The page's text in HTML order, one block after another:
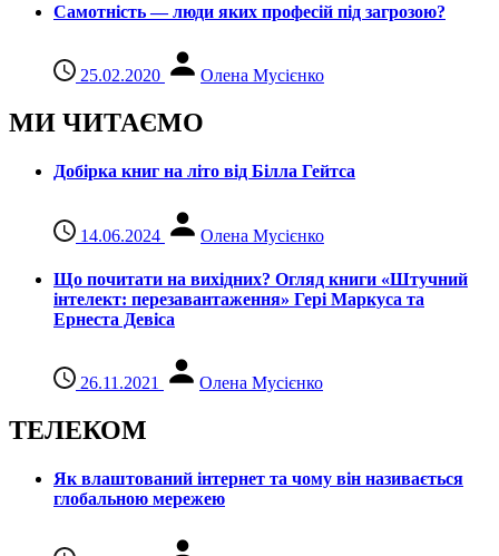
Самотність — люди яких професій під загрозою?
25.02.2020 Олена Мусієнко
МИ ЧИТАЄМО
Добірка книг на літо від Білла Гейтса
14.06.2024 Олена Мусієнко
Що почитати на вихідних? Огляд книги «Штучний
інтелект: перезавантаження» Гері Маркуса та
Ернеста Девіса
26.11.2021 Олена Мусієнко
ТЕЛЕКОМ
Як влаштований інтернет та чому він називається
глобальною мережею